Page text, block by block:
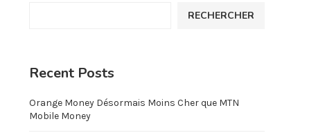
RECHERCHER
Recent Posts
Orange Money Désormais Moins Cher que MTN
Mobile Money